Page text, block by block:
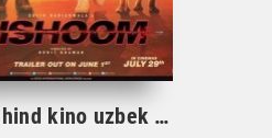
O'yin hind kino uzbek tilida 2016